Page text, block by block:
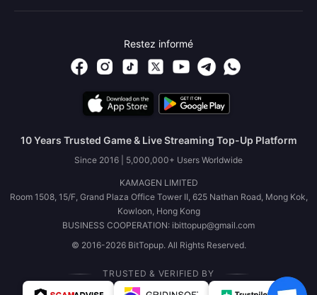
Restez informé
10 Years Trusted Game & Live Streaming Top-Up Platform
Since 2016 | 5,000,000+ Users Worldwide
KAMAGEN LIMITED
Room 1508, 15/F, Grand Plaza Office Tower II, 625 Nathan Road, Mong Kok,
Kowloon, Hong Kong
BUSINESS COOPERATION: ibittopup@gmail.com
© 2016-2026 BitTopup. All Rights Reserved.
TRUSTED & VERIFIED BY